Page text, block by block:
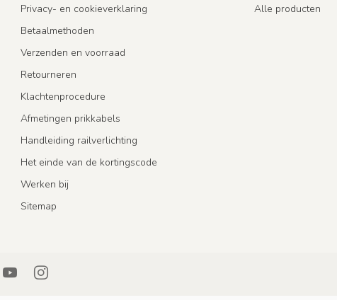
Privacy- en cookieverklaring
Betaalmethoden
Verzenden en voorraad
Retourneren
Klachtenprocedure
Afmetingen prikkabels
Handleiding railverlichting
Het einde van de kortingscode
Werken bij
Sitemap
Alle producten